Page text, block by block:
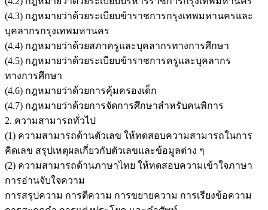
(4.3) กฎหมายว่าด้วยระเบียบข้าราชการกรุงเทพมหานครและ
บุคลากรกรุงเทพมหานคร
(4.4) กฎหมายว่าด้วยสภาครูและบุคลากรทางการศึกษา
(4.5) กฎหมายว่าด้วยระเบียบข้าราชการครูและบุคลากร
ทางการศึกษา
(4.6) กฎหมายว่าด้วยการคุ้มครองเด็ก
(4.7) กฎหมายว่าด้วยการจัดการศึกษาสำหรับคนพิการ
2. ความสามารถทั่วไป
(1) ความสามารถด้านตัวเลข ให้ทดสอบความสามารถในการ
คิดเลข สรุปเหตุผลเกี่ยวกับตัวเลขและข้อมูลต่าง ๆ
(2) ความสามารถด้านภาษาไทย ให้ทดสอบความเข้าใจภาษา
การอ่านจับใจความ
การสรุปความ การตีความ การขยายความ การเรียงข้อความ